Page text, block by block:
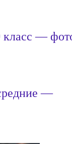
класс —
—